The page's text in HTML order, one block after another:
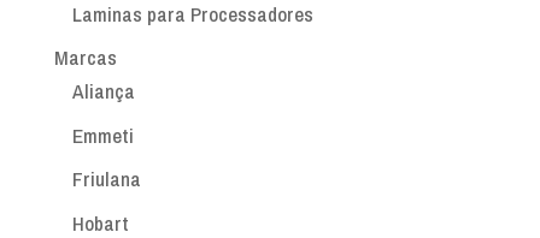
Laminas para Processadores
Marcas
Aliança
Emmeti
Friulana
Hobart